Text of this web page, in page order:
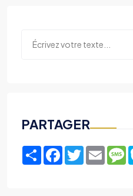
PARTAGER
ShareFacebook
TwitterEmail